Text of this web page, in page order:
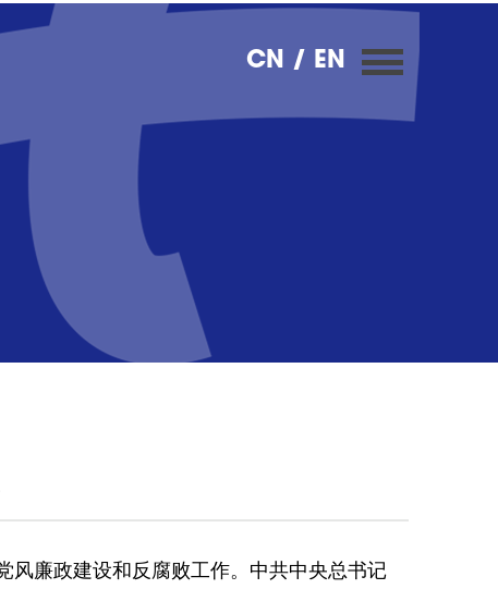
/ EN
CN
风廉政建设和反腐败工作。中共中央总书记